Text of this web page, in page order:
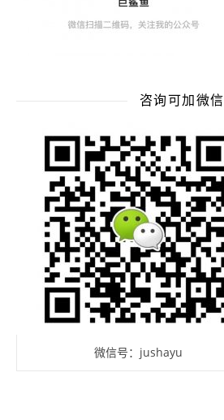
咨询可加微信
微信号：jushayu